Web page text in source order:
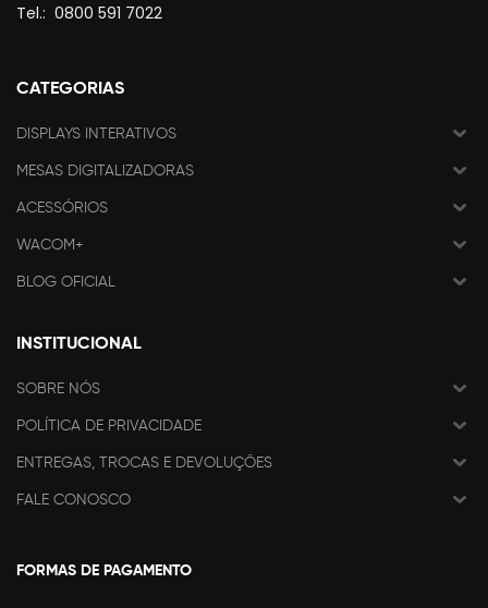
Tel.: 0800 591 7022
CATEGORIAS
DISPLAYS INTERATIVOS
MESAS DIGITALIZADORAS
ACESSÓRIOS
WACOM+
BLOG OFICIAL
INSTITUCIONAL
SOBRE NÓS
POLÍTICA DE PRIVACIDADE
ENTREGAS, TROCAS E DEVOLUÇÕES
FALE CONOSCO
FORMAS DE PAGAMENTO